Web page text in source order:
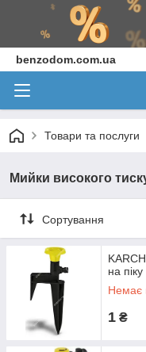
benzodom.com.ua
Товари та послуги
Мийки високого
Сортування
на
Немає
1 ₴